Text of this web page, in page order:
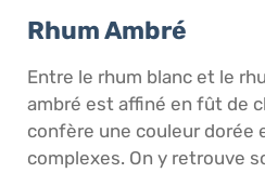
Rhum Ambré
Entre le rhum blanc et le
ambré est affiné en fût de
confère une couleur dorée
complexes. On y retrouve